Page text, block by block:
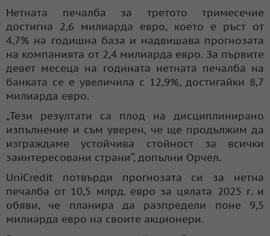
Нетната печалба за третото тримесечие
достигна 2,6 милиарда евро, което е ръст от
4,7% на годишна база и надвишава прогнозата
на компанията от 2,4 милиарда евро. За първите
девет месеца на годината нетната печалба на
банката се е увеличила с 12,9%, достигайки 8,7
милиарда евро.
„Тези резултати са плод на дисциплинирано
изпълнение и съм уверен, че ще продължим да
изграждаме устойчива стойност за всички
заинтересовани страни“, допълни Орчел.
UniCredit потвърди прогнозата си за нетна
печалба от 10,5 млрд. евро за цялата 2025 г. и
обяви, че планира да разпредели поне 9,5
милиарда евро на своите акционери.